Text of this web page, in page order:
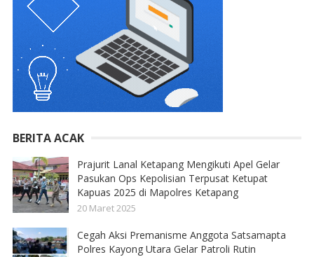
BERITA ACAK
Prajurit Lanal Ketapang Mengikuti Apel Gelar
Pasukan Ops Kepolisian Terpusat Ketupat
Kapuas 2025 di Mapolres Ketapang
20 Maret 2025
Cegah Aksi Premanisme Anggota Satsamapta
Polres Kayong Utara Gelar Patroli Rutin